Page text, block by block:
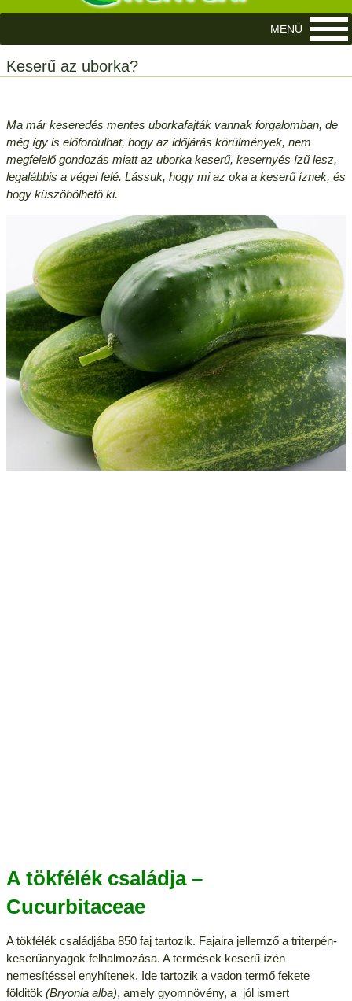
Keserű az uborka?
Ma már keseredés mentes uborkafajták vannak forgalomban, de
még így is előfordulhat, hogy az időjárás körülmények, nem
megfelelő gondozás miatt az uborka keserű, kesernyés ízű lesz,
legalábbis a végei felé. Lássuk, hogy mi az oka a keserű íznek, és
hogy küszöbölhető ki.
A tökfélék családja –
Cucurbitaceae
A tökfélék családjába 850 faj tartozik. Fajaira jellemző a triterpén-
keserűanyagok felhalmozása. A termések keserű ízén
nemesítéssel enyhítenek. Ide tartozik a vadon termő fekete
földitök (Bryonia alba), amely gyomnövény, a jól ismert